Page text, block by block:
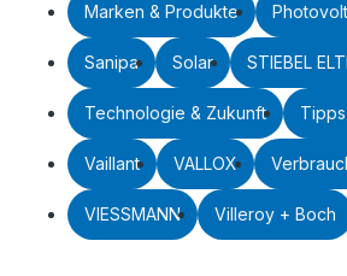
Marken & Produkte
Sanipa Solar STIEBEL
Technologie & Zukunft
Vaillant VALLOX
VIESSMANN Villeroy + Boch